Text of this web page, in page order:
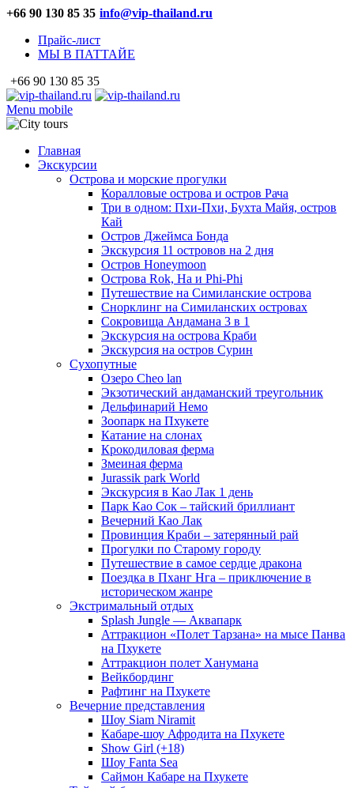
+66 90 130 85 35 info@vip-thailand.ru
Прайс-лист
МЫ В ПАТТАЙЕ
+66 90 130 85 35
Menu mobile
Главная
Экскурсии
Острова и морские прогулки
Коралловые острова и остров Рача
Три в одном: Пхи-Пхи, Бухта Майя, остров
Кай
Остров Джеймса Бонда
Экскурсия 11 островов на 2 дня
Остров Honeymoon
Острова Rok, Ha и Phi-Phi
Путешествие на Симиланские острова
Снорклинг на Симиланских островах
Сокровища Андамана 3 в 1
Экскурсия на острова Краби
Экскурсия на остров Сурин
Сухопутные
Озеро Cheo lan
Экзотический андаманский треугольник
Дельфинарий Немо
Зоопарк на Пхукете
Катание на слонах
Крокодиловая ферма
Змеиная ферма
Jurassik park World
Экскурсия в Као Лак 1 день
Парк Као Сок – тайский бриллиант
Вечерний Као Лак
Провинция Краби – затерянный рай
Прогулки по Старому городу
Путешествие в самое сердце дракона
Поездка в Пханг Нга – приключение в
историческом жанре
Экстримальный отдых
Splash Jungle — Аквапарк
Аттракцион «Полет Тарзана» на мысе Панва
на Пхукете
Аттракцион полет Ханумана
Вейкбординг
Рафтинг на Пхукете
Вечерние представления
Шоу Siam Niramit
Кабаре-шоу Афродита на Пхукете
Show Girl (+18)
Шоу Fanta Sea
Саймон Кабаре на Пхукете